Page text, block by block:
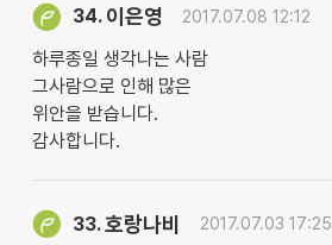
34. 이은영 2017.07.08 12:12
하루종일 생각나는 사람
그사람으로 인해 많은
위안을 받습니다.
감사합니다.
33.호랑나비 2017.07.03 17:25